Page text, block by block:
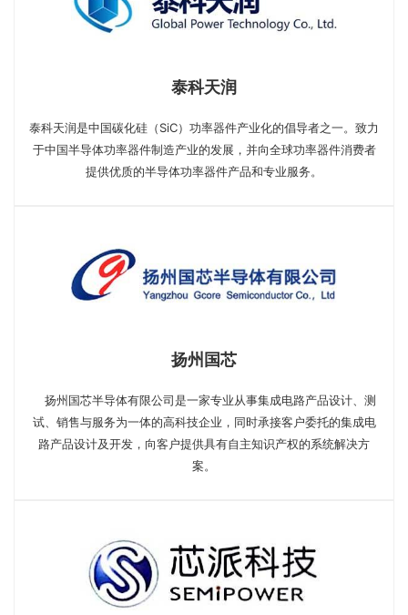
泰科天润
泰科天润是中国碳化硅（SiC）功率器件产业化的倡导者之一。致力
于中国半导体功率器件制造产业的发展，并向全球功率器件消费者
提供优质的半导体功率器件产品和专业服务。
扬州国芯
扬州国芯半导体有限公司是一家专业从事集成电路产品设计、测
试、销售与服务为一体的高科技企业，同时承接客户委托的集成电
路产品设计及开发，向客户提供具有自主知识产权的系统解决方
案。